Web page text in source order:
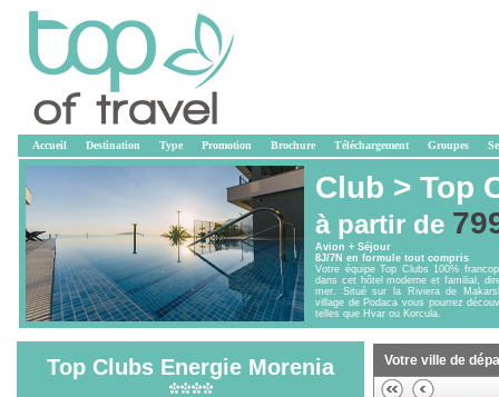
Accueil Destination Type Promotion Brochure Téléchargement Groupes
Club > Top
à partir de
Avion + Séjour
8J/7N en formule tout compris
Votre équipe Top Clubs 100%
dans cet hôtel moderne et familial,
mer. Situé sur la Riviera de
village de Podaca vous pourrez
telles que Hvar ou Korcula.
Top Clubs Energie Morenia Votre ville de